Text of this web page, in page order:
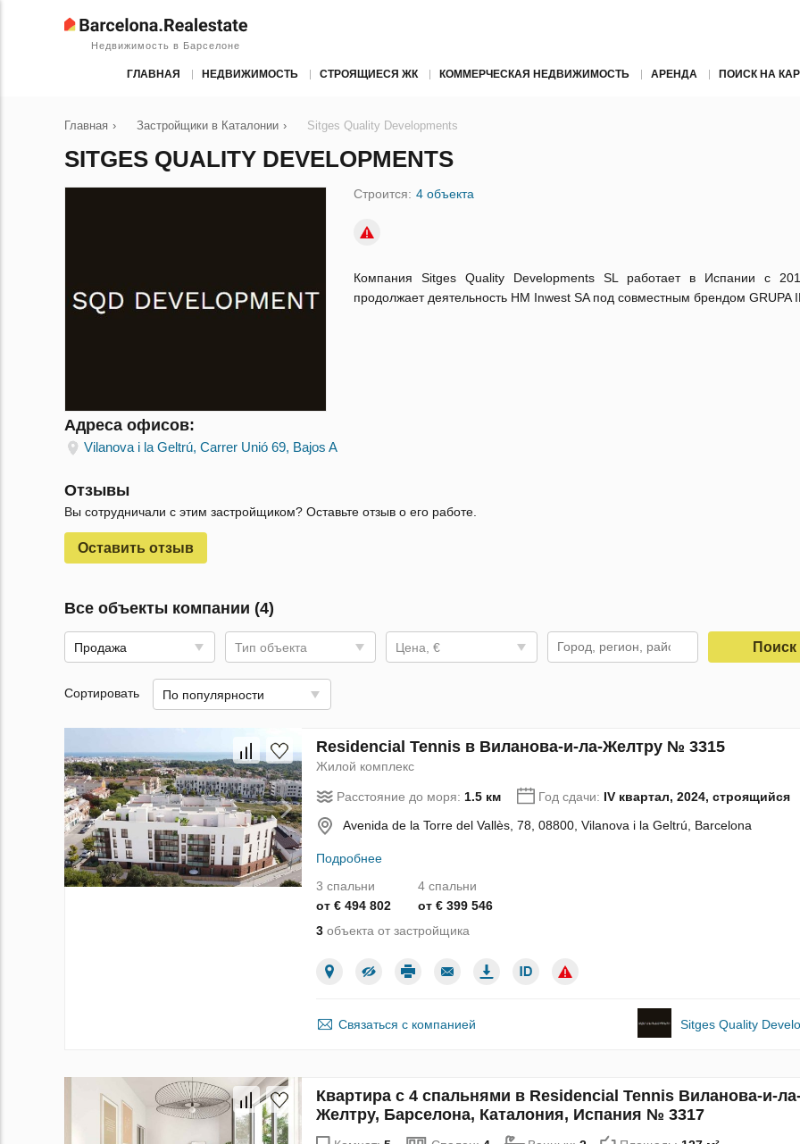
Недвижимость в Барселоне
ГЛАВНАЯ НЕДВИЖИМОСТЬ СТРОЯЩИЕСЯ ЖК КОММЕРЧЕСКАЯ НЕДВИЖИМОСТЬ АРЕНДА ПОИСК НА
Главная › Застройщики в Каталонии › Sitges Quality Developments
SITGES QUALITY DEVELOPMENTS
Строится: 4 объекта
Компания Sitges Quality Developments SL работает в Испании с
продолжает деятельность HM Inwest SA под совместным брендом GRUPA
Адреса офисов:
Vilanova i la Geltrú, Carrer Unió 69, Bajos A
Отзывы
Вы сотрудничали с этим застройщиком? Оставьте отзыв о его работе.
Оставить отзыв
Все объекты компании (4)
Продажа Тип объекта Цена, € Поиск
Сортировать По популярности
Residencial Tennis в Виланова-и-ла-Желтру № 3315
Жилой комплекс
Расстояние до моря: 1.5 км Год сдачи: IV квартал, 2024, строящийся
Avenida de la Torre del Vallès, 78, 08800, Vilanova i la Geltrú, Barcelona
Подробнее
3 спальни
от € 494 802
4 спальни
от € 399 546
3 объекта от застройщика
Связаться с компанией Sitges Quality
Квартира с 4 спальнями в Residencial Tennis Виланова-и-
Желтру, Барселона, Каталония, Испания № 3317